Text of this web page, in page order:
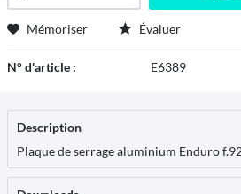
Mémoriser Évaluer
N° d'article : E6389
Description
Plaque de serrage aluminium Enduro